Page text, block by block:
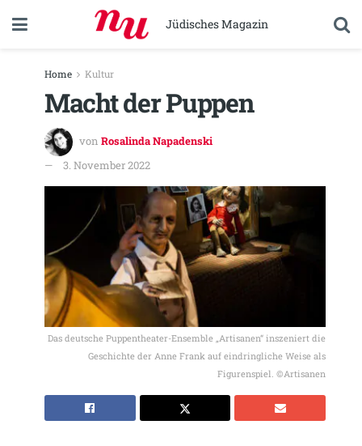
Jüdisches Magazin
Home Kultur
Macht der Puppen
von Rosalinda Napadenski
3. November 2022
Das deutsche Puppentheater-Ensemble „Artisanen“ inszeniert die
Geschichte der Anne Frank auf eindringliche Weise als
Figurenspiel. ©Artisanen